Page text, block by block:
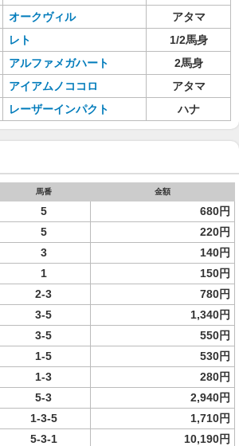
オークヴィル
アタマ
レト
1/2馬身
アルファメガハート
2馬身
アイアムノココロ
アタマ
レーザーインパクト ハナ
馬番 金額
5 680円
5
220円
3
140円
1
150円
2-3
780円
3-5 1,340円
3-5
550円
1-5
530円
1-3
280円
5-3
2,940円
1-3-5
1,710円
5-3-1 10,190円